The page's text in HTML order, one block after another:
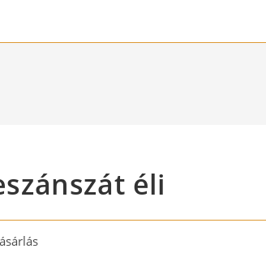
éli